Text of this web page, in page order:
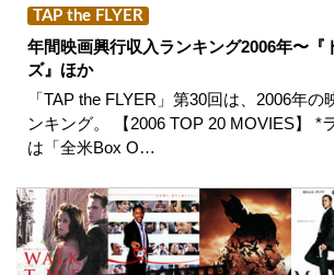
TAP the FLYER
年間映画興行収入ランキング2006年〜『
ズ』ほか
「TAP the FLYER」第30回は、2006年の
ンキング。 【2006 TOP 20 MOVIES】 *
は「全米Box O…